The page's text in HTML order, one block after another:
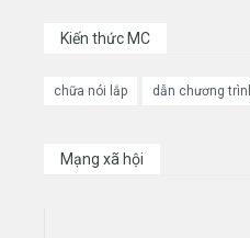
Kiến thức MC
chữa nói lắp dẫn chương
Mạng xã hội